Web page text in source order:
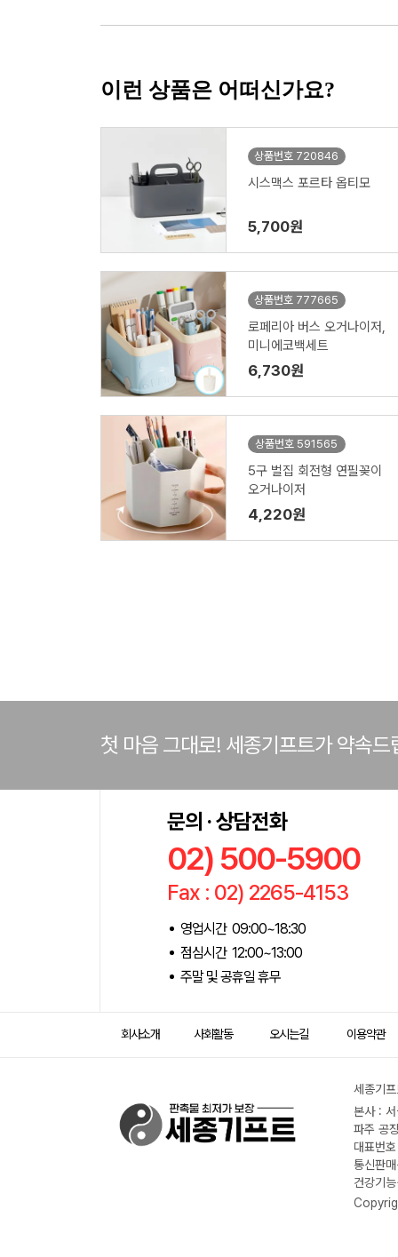
이런 상품은 어떠신가요?
상품번호 720846
시스맥스 포르타 옵티모
5,700원
상품번호 777665
로페리아 버스 오거나이저,
미니에코백세트
6,730원
상품번호 591565
5구 벌집 회전형 연필꽂이
오거나이저
4,220원
첫 마음 그대로! 세종기프트가 약속드
문의 · 상담전화
02) 500-5900
Fax : 02) 2265-4153
영업시간 09:00~18:30
점심시간 12:00~13:00
주말 및 공휴일 휴무
회사소개 사회활동 오시는길 이용약관
세종기
본사 :
파주 공
대표번
통신판
건강기